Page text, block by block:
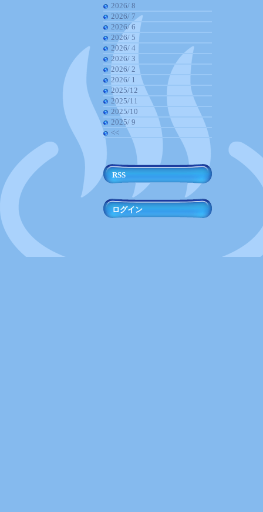
2026/ 8
2026/ 7
2026/ 6
2026/ 5
2026/ 4
2026/ 3
2026/ 2
2026/ 1
2025/12
2025/11
2025/10
2025/ 9
<<
RSS
ログイン